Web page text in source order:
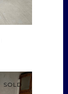
SOLD